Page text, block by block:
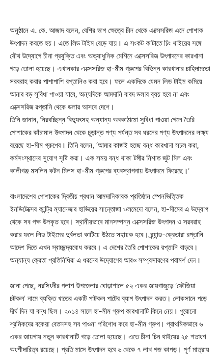
অনুষ্ঠানে এ. কে. আজাদ বলেন, বেশির ভাগ ক্ষেত্রে চীন থেকে এক্সেসরিজ এনে পোশাক
উৎপাদন করতে হয়। এতে লিড টাইম বেড়ে যায়। এ সংকট কাটাতে চিং থাইয়ের সঙ্গে
যৌথ উদ্যোগে চীনা প্রযুক্তি এবং অত্যাধুনিক মেশিনে এক্সেসরিজ উৎপাদনের কারখানা
গড়ে তোলা হয়েছে। এখানকার এক্সেসরিজ হা-মীম গ্রুপের বিভিন্ন কারখানার চাহিদামতো
সরবরাহ করার পাশাপাশি রপ্তানিও করা হবে। ফলে একদিকে যেমন লিড টাইম কমিয়ে
আনার বড় সুবিধা পাওয়া যাবে, অন্যদিকে আমদানি বাবদ ডলার ব্যয় হবে না এবং
এক্সেসরিজ রপ্তানি থেকে ডলার আসবে দেশে।
তিনি জানান, নিরবচ্ছিন্ন বিদ্যুৎসহ অন্যান্য অবকাঠামো সুবিধা পাওয়া গেলে তৈরি
পোশাকের কাঁচামাল উৎপাদন থেকে চূড়ান্ত পণ্য পর্যন্ত সব ধরনের পণ্য উৎপাদনের লক্ষ্য
রয়েছে হা-মীম গ্রুপের। তিনি বলেন, ‘আমার কাজই হচ্ছে বন্ধ কারখানা সচল করা,
কর্মসংস্থানের সুযোগ সৃষ্টি করা। এক সময় বন্ধ থাকা টঙ্গীর নিশাত জুট মিল এবং
কালীগঞ্জ মসলিন কটন মিলস হা-মীম গ্রুপের ব্যবস্থাপনায় উৎপাদনে ফিরেছে।’
বাংলাদেশের পোশাকের দ্বিতীয় প্রধান আমদানিকারক প্রতিষ্ঠান স্পেনভিত্তিক
ইনডিটেক্সের কান্ট্রি ম্যানেজার হাভিয়ের সান্তোজা ওলমেদো বলেন, হা-মীমের এ উদ্যোগ
থেকে সব পক্ষ উপকৃত হবে। স্থানীয়ভাবে মানসম্পন্ন এক্সেসরিজ উৎপাদন ও সরবরাহ
করার ফলে লিড টাইমের দুর্বলতা কাটিয়ে উঠতে সহায়ক হবে। ব্র্যান্ড-ক্রেতারা রপ্তানি
আদেশ দিতে এখন স্বাচ্ছন্দ্যবোধ করবে। এ দেশের তৈরি পোশাকের রপ্তানি বাড়বে।
অন্যান্য ক্রেতা প্রতিনিধিরা এ ধরনের উদ্যোগের আরও সম্প্রসারণের পরামর্শ দেন।
জানা গেছে, নরসিংদীর পলাশ উপজেলার ঘোড়াশালে ৫২ একর জায়গাজুড়ে ‘ফৌজিয়া
চটকল’ নামে ব্যক্তি খাতের একটি পাটকল পাটের ব্যাগ উৎপাদন করত। লোকসানে পড়ে
দীর্ঘ দিন যা বন্ধ ছিল। ২০১৪ সালে হা-মীম গ্রুপ কারখানাটি কিনে নেয়। পুরোনো
শ্রমিকদের বকেয়া বেতনসহ সব পাওনা পরিশোধ করে হা-মীম গ্রুপ। প্রাথমিকভাবে ৬
একর জায়গায় নতুন কারখানাটি গড়ে তোলা হয়েছে। এতে চীনা চিন থাইয়ের ২৫ শতাংশ
অংশীদারিত্ব রয়েছে। প্রতি মাসে উৎপাদন হবে ৬ থেকে ৭ লাখ গজ কাপড়। পূর্ণ মাত্রায়